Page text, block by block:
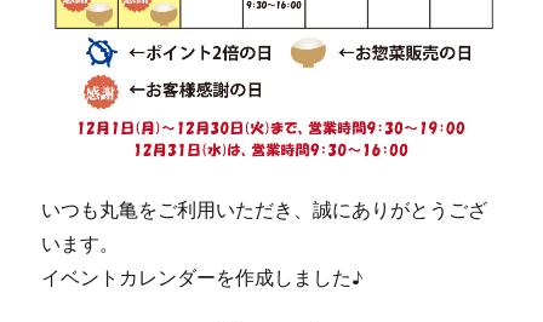
いつも丸亀をご利用いただき、誠にありがとうござ
います。
イベントカレンダーを作成しました♪